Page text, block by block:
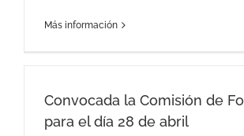
Más información
Convocada la Comisión de
para el día 28 de abril